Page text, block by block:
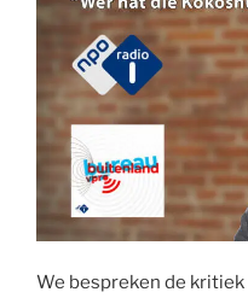
op
We bespreken de